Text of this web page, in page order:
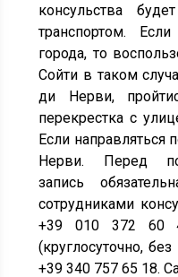
консульства
транспортом.
города, то
Сойти в таком
ди Нерви,
перекрестка с
Если направляться
Нерви. Перед
запись
сотрудниками
+39 010 372 60
(круглосуточно,
+39 340 757 65 18.